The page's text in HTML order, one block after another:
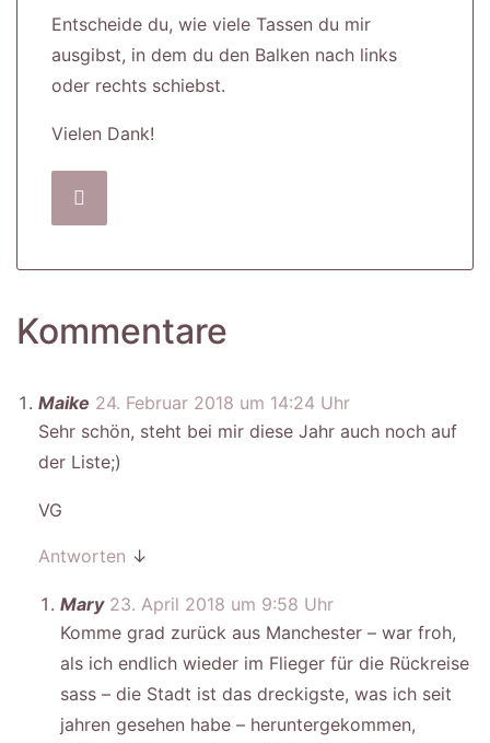
Entscheide du, wie viele Tassen du mir
ausgibst, in dem du den Balken nach links
oder rechts schiebst.
Vielen Dank!
Kommentare
Maike 24. Februar 2018 um 14:24 Uhr
Sehr schön, steht bei mir diese Jahr auch noch auf
der Liste;)
VG
Antworten ↓
Mary 23. April 2018 um 9:58 Uhr
Komme grad zurück aus Manchester – war froh,
als ich endlich wieder im Flieger für die Rückreise
sass – die Stadt ist das dreckigste, was ich seit
jahren gesehen habe – heruntergekommen,